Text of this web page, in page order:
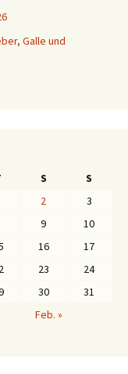
Galle und
S
S
2
3
9
10
16
17
23
24
30
31
Feb. »